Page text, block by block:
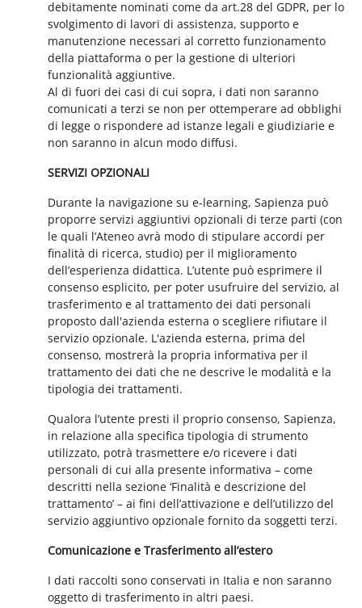
debitamente nominati come da art.28 del GDPR, per lo
svolgimento di lavori di assistenza, supporto e
manutenzione necessari al corretto funzionamento
della piattaforma o per la gestione di ulteriori
funzionalità aggiuntive.
Al di fuori dei casi di cui sopra, i dati non saranno
comunicati a terzi se non per ottemperare ad obblighi
di legge o rispondere ad istanze legali e giudiziarie e
non saranno in alcun modo diffusi.
SERVIZI OPZIONALI
Durante la navigazione su e-learning, Sapienza può
proporre servizi aggiuntivi opzionali di terze parti (con
le quali l’Ateneo avrà modo di stipulare accordi per
finalità di ricerca, studio) per il miglioramento
dell’esperienza didattica. L’utente può esprimere il
consenso esplicito, per poter usufruire del servizio, al
trasferimento e al trattamento dei dati personali
proposto dall'azienda esterna o scegliere rifiutare il
servizio opzionale. L'azienda esterna, prima del
consenso, mostrerà la propria informativa per il
trattamento dei dati che ne descrive le modalità e la
tipologia dei trattamenti.
Qualora l’utente presti il proprio consenso, Sapienza,
in relazione alla specifica tipologia di strumento
utilizzato, potrà trasmettere e/o ricevere i dati
personali di cui alla presente informativa – come
descritti nella sezione ‘Finalità e descrizione del
trattamento’ – ai fini dell’attivazione e dell’utilizzo del
servizio aggiuntivo opzionale fornito da soggetti terzi.
Comunicazione e Trasferimento all’estero
I dati raccolti sono conservati in Italia e non saranno
oggetto di trasferimento in altri paesi.